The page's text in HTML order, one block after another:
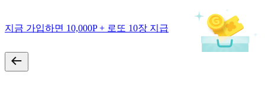
지금 가입하면 10,000P + 로또 10장 지급